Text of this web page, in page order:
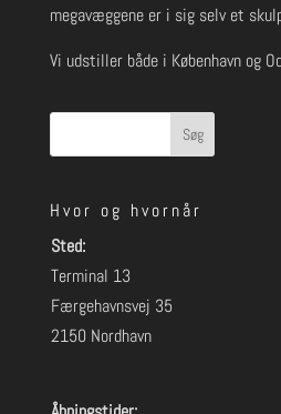
megavæggene er i sig selv et
Vi udstiller både i København og
Søg
Hvor og hvornår
Sted:
Terminal 13
Færgehavnsvej 35
2150 Nordhavn